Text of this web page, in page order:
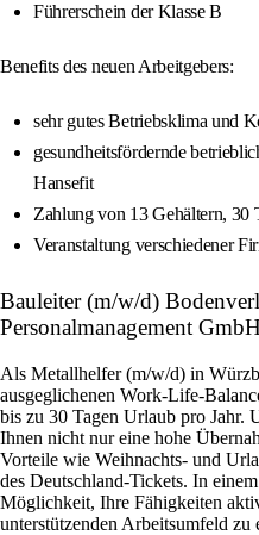
Führerschein der Klasse B
Benefits des neuen Arbeitgebers:
sehr gutes Betriebsklima und
gesundheitsfördernde
Hansefit
Zahlung von 13 Gehältern, 30
Veranstaltung verschiedener
Bauleiter (m/w/d)
Personalmanagement
Als Metallhelfer (m/w/d) in
ausgeglichenen Work-Life-
bis zu 30 Tagen Urlaub pro Jahr.
Ihnen nicht nur eine hohe
Vorteile wie Weihnachts- und
des Deutschland-Tickets. In
Möglichkeit, Ihre Fähigkeiten
unterstützenden Arbeitsumfeld zu